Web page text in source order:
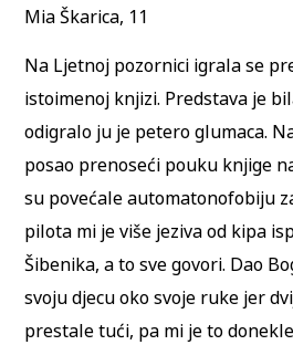
Mia Škarica, 11
Na Ljetnoj pozornici igrala se
istoimenoj knjizi. Predstava je
odigralo ju je petero glumaca.
posao prenoseći pouku knjige
su povećale automatonofobiju
pilota mi je više jeziva od kipa
Šibenika, a to sve govori. Dao
svoju djecu oko svoje ruke jer
prestale tući, pa mi je to